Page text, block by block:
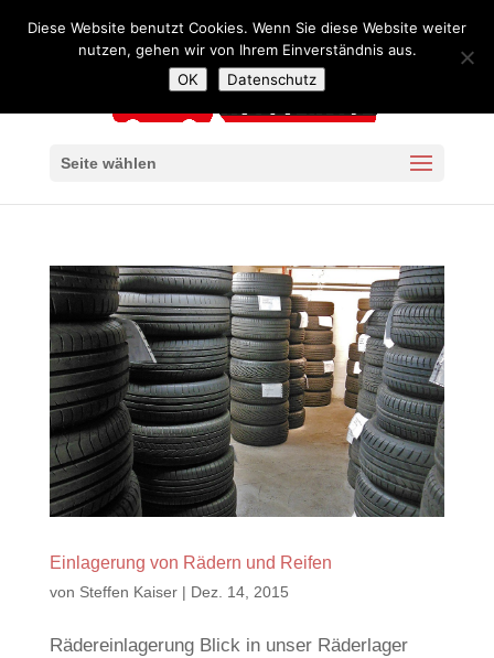
Seite wählen
Einlagerung von Rädern und Reifen
von Steffen Kaiser| Dez. 14, 2015
Rädereinlagerung Blick in unser Räderlager
Diese Website benutzt Cookies. Wenn Sie diese Website weiter
nutzen, gehen wir von Ihrem Einverständnis aus.
OK
Datenschutz